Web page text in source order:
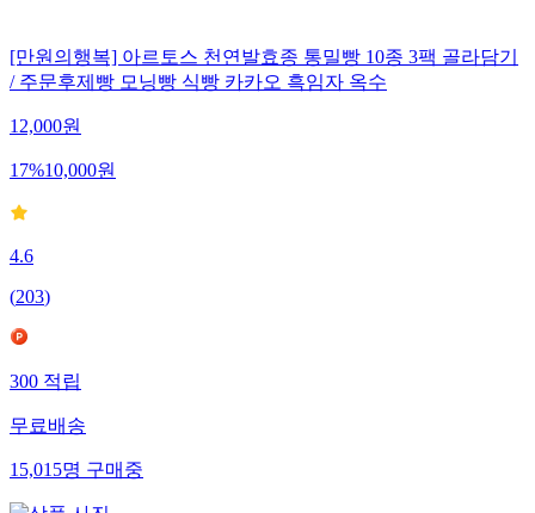
[만원의행복] 아르토스 천연발효종 통밀빵 10종 3팩 골라담기
/ 주문후제빵 모닝빵 식빵 카카오 흑임자 옥수
12,000원
17%10,000원
4.6
(203)
300적립
무료배송
15,015명구매중